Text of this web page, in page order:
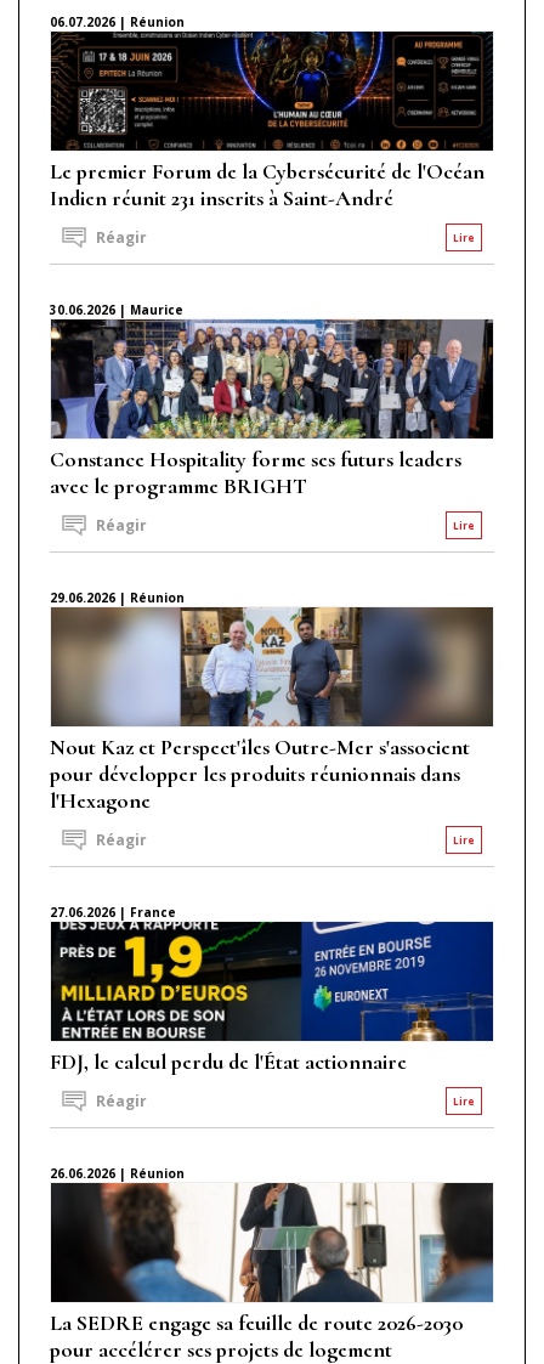
06.07.2026 | Réunion
Le premier Forum de la Cybersécurité de l'Océan
Indien réunit 231 inscrits à Saint-André
Lire
Réagir
30.06.2026 | Maurice
Constance Hospitality forme ses futurs leaders
avec le programme BRIGHT
Lire
Réagir
29.06.2026 | Réunion
Nout Kaz et Perspect'îles Outre-Mer s'associent
pour développer les produits réunionnais dans
l'Hexagone
Lire
Réagir
27.06.2026 | France
FDJ, le calcul perdu de l'État actionnaire
Lire
Réagir
26.06.2026 | Réunion
La SEDRE engage sa feuille de route 2026-2030
pour accélérer ses projets de logement